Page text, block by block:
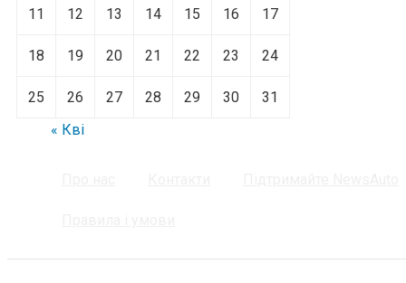
11 12 13 14 15 16 17
18 19 20 21 22 23 24
25 26 27 28 29 30
31
« Кві